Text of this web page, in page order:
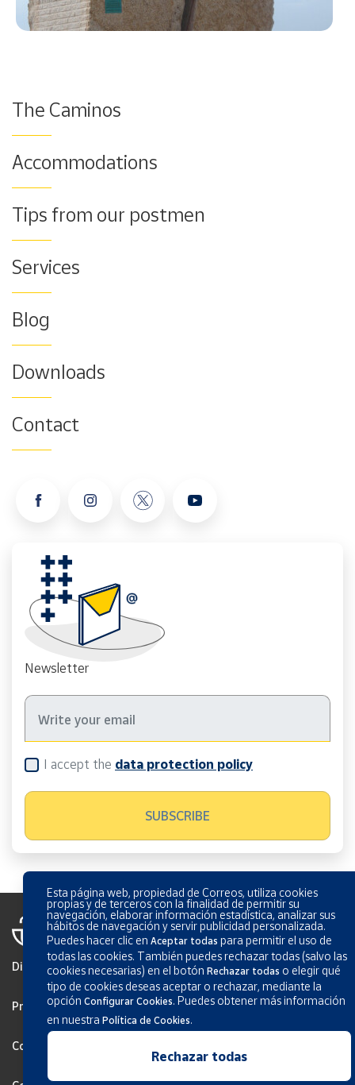
The Caminos
Accommodations
Tips from our postmen
Services
Blog
Downloads
Contact
Newsletter
I accept the data protection policy
Disclaimer
Privacy
Cookies Policy
Esta página web, propiedad de Correos, utiliza cookies
propias y de terceros con la finalidad de permitir su
navegación, elaborar información estadística, analizar sus
hábitos de navegación y servir publicidad personalizada.
Puedes hacer clic enAceptar todas para permitir el uso de
todas las cookies. También puedes rechazar todas (salvo las
cookies necesarias) en el botónRechazar todas o elegir qué
tipo de cookies deseas aceptar o rechazar, mediante la
opciónConfigurar Cookies. Puedes obtener más información
en nuestraPolítica de Cookies.
Rechazar todas